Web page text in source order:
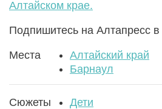
Алтайском крае.
Подпишитесь на Алтапресс в
Места
Алтайский край
Барнаул
Сюжеты
Дети